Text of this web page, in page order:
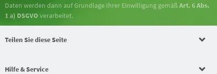
Daten werden dann auf Grundlage Ihrer Einwilligung gemäßArt. 6 Abs.
1 a) DSGVO verarbeitet.
Teilen Sie diese Seite
Hilfe & Service